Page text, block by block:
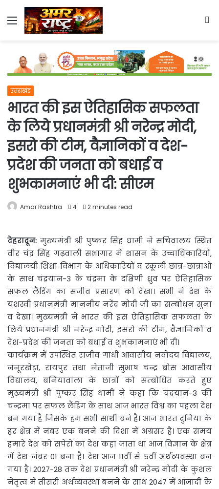
Menu
उत्तराखंड
भारत की इस ऐतिहासिक सफलता
के लिये प्रधानमंत्री श्री नरेन्द्र मोदी,
इसरो की टीम, वैज्ञानिकों व देश-
प्रदेश की जनता को बधाई व
शुभकामनाएं भी दी: सीएम
Amar Rashtra 4 2 minutes read
देहरादून: मुख्यमंत्री श्री पुष्कर सिंह धामी ने सचिवालय स्थित
वीर चंद्र सिंह गढ़वाली सभागार में शासन के उच्चाधिकारियों,
विद्यालयी शिक्षा विभाग के अधिकारियों व स्कूली छात्र-छात्राओं
के साथ चंद्रयान-3 के चंद्रमा के दक्षिणी ध्रुव पर ऐतिहासिक
सफल लैंडिंग का सजीव प्रसारण को देखा। सभी ने देश के
यशस्वी प्रधानमंत्री माननीय नरेंद्र मोदी जी का सम्बोधन सुना
व देखा। मुख्यमंत्री ने भारत की इस ऐतिहासिक सफलता के
लिये प्रधानमंत्री श्री नरेन्द्र मोदी, इसरो की टीम, वैज्ञानिकों व
देश-प्रदेश की जनता को बधाई व शुभकामनाएं भी दी।
कार्यक्रम में उपस्थित राजीव गांधी आवासीय नवोदय विद्यालय,
ननूरखेड़ा, रायपुर तथा नेताजी सुभाष चन्द्र बोस आवासीय
विद्यालय, बनियावाला के छात्रों को सम्बोधित करते हुए
मुख्यमंत्री श्री पुष्कर सिंह धामी ने कहा कि चंद्रयान-3 की
चन्द्रमा पर सफल लैंडिंग के साथ आज भारत विश्व का पहला देश
बन गया है जिसके हम सभी साथी बने है। आज भारत दुनिया के
हर क्षेत्र में नंबर एक बनने की दिशा में अग्रसर है। एक समय
हमारे देश को सपेरो का देश कहा जाता था आज विज्ञान के क्षेत्र
में देश नंबर 01 बना है। देश आज 11वीं से 5वीं अर्थव्यवस्था बन
गया है। 2027-28 तक देश प्रधानमंत्री श्री नरेन्द्र मोदी के कुशल
नेतृत्व में तीसरी अर्थव्यवस्था बनने के साथ 2047 में आजादी के